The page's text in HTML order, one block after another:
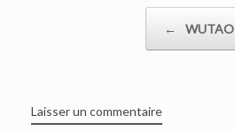
← WUTAO
Laisser un commentaire